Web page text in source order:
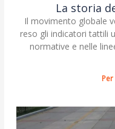
La storia
Il movimento globale
reso gli indicatori tattili
normative e nelle